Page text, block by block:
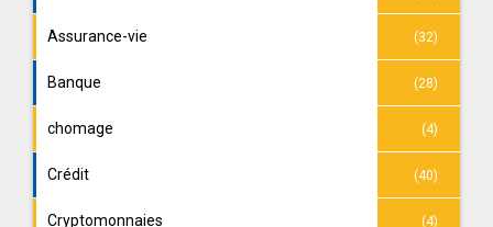
Assurance-vie (32)
Banque (28)
chomage (4)
Crédit (40)
Cryptomonnaies (4)